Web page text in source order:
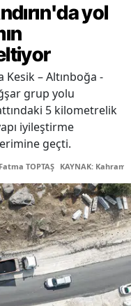
yol
Kesik – Altınboğa -
grup yolu
5 kilometrelik
iyileştirme
geçti.
TOPTAŞ KAYNAK: